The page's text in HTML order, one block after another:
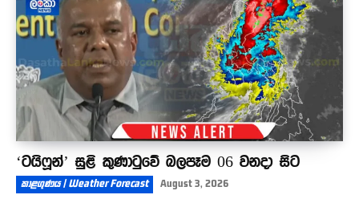
‘ටයිෆූන්’ සුළි කුණාටුවේ බලපෑම 06 වනදා සිට
කාළගුණය | Weather Forecast August 3, 2026